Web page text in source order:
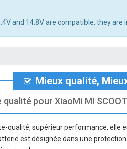
and 14.8V are compatible, they are
Mieux qualité,
pour XiaoMi MI
qualité, supérieur performance, elle
est désignée dans une